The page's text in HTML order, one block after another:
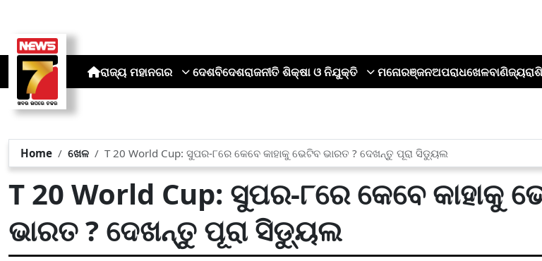
ରାଜ୍ୟ ମହାନଗର ଦେଶବିଦେଶରାଜନୀତି ଶିକ୍ଷା ଓ ନିଯୁକ୍ତି ମନୋରଞ୍ଜନଅପରାଧଖେଳବାଣିଜ୍ୟ
Home ଖେଳ T 20 World Cup: ସୁପର-୮ରେ କେବେ କାହାକୁ ଭେଟିବ ଭାରତ ? ଦେଖନ୍ତୁ ପୂରା ସିଡ୍ୟୁଲ
T 20 World Cup: ସୁପର-୮ରେ କେବେ କାହାକୁ
ଭାରତ ? ଦେଖନ୍ତୁ ପୂରା ସିଡ୍ୟୁଲ